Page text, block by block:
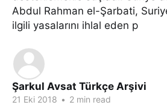
Abdul Rahman el-Şarbati,
ilgili yasalarını ihlal eden p
Şarkul Avsat Türkçe Arşivi
21 Eki 2018 • 2 min read